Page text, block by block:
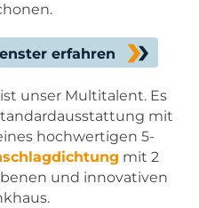
erfahren
ist unser Multitalent. Es
mit
hochwertigen 5-
mit 2
und innovativen